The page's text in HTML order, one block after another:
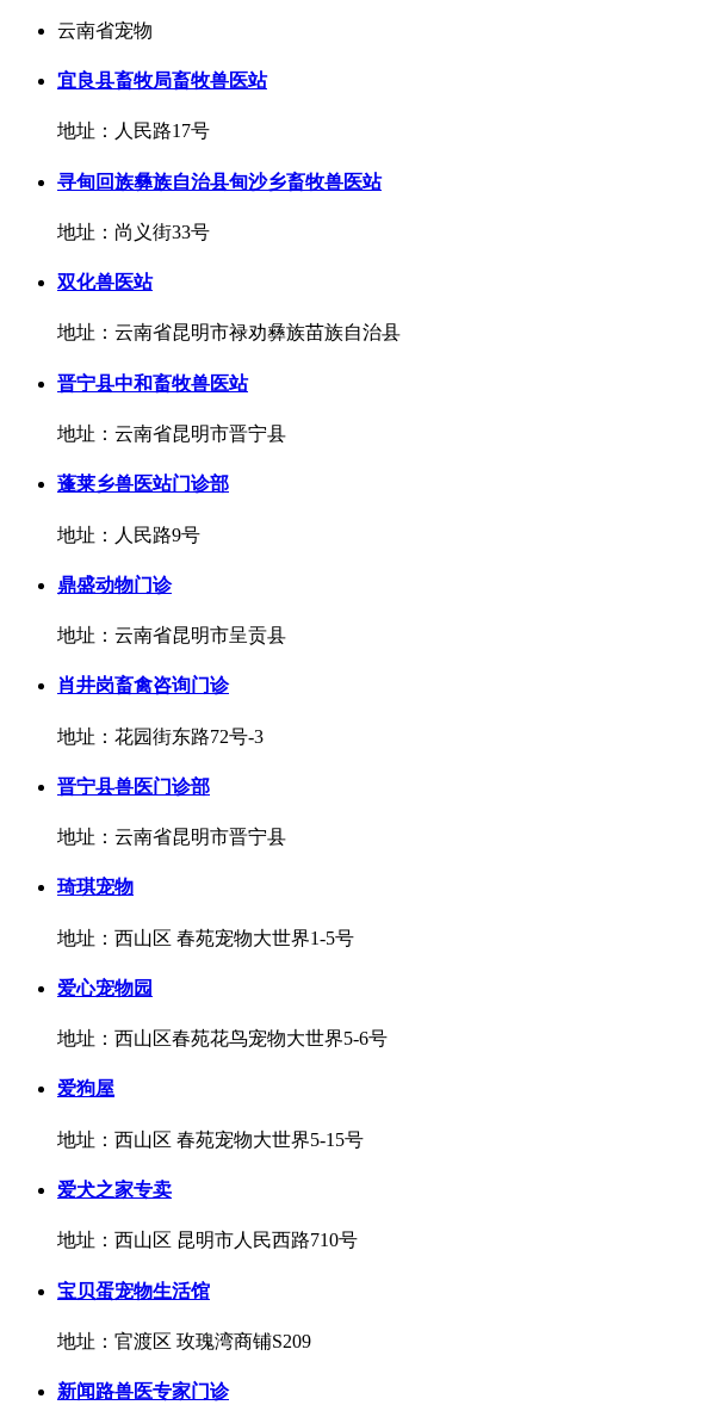
云南省宠物
宜良县畜牧局畜牧兽医站
地址：人民路17号
寻甸回族彝族自治县甸沙乡畜牧兽医站
地址：尚义街33号
双化兽医站
地址：云南省昆明市禄劝彝族苗族自治县
晋宁县中和畜牧兽医站
地址：云南省昆明市晋宁县
蓬莱乡兽医站门诊部
地址：人民路9号
鼎盛动物门诊
地址：云南省昆明市呈贡县
肖井岗畜禽咨询门诊
地址：花园街东路72号-3
晋宁县兽医门诊部
地址：云南省昆明市晋宁县
琦琪宠物
地址：西山区 春苑宠物大世界1-5号
爱心宠物园
地址：西山区春苑花鸟宠物大世界5-6号
爱狗屋
地址：西山区 春苑宠物大世界5-15号
爱犬之家专卖
地址：西山区 昆明市人民西路710号
宝贝蛋宠物生活馆
地址：官渡区 玫瑰湾商铺S209
新闻路兽医专家门诊